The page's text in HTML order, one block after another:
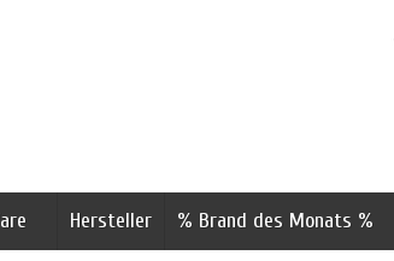
Hersteller % Brand des Monats %